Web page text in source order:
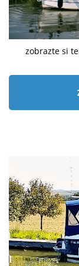
zobrazte si